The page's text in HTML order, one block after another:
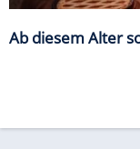
Ab diesem Alter